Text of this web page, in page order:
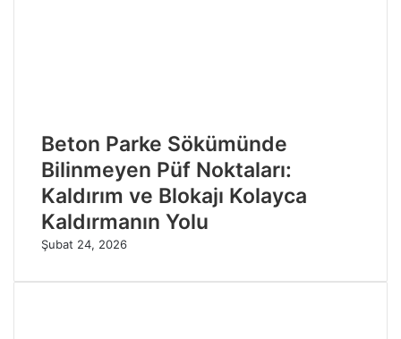
Beton Parke Sökümünde
Bilinmeyen Püf Noktaları:
Kaldırım ve Blokajı Kolayca
Kaldırmanın Yolu
Şubat 24, 2026